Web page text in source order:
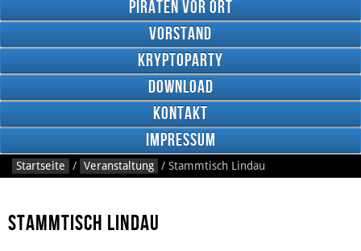
Piraten vor Ort
Vorstand
Kryptoparty
Download
Kontakt
Impressum
Startseite / Veranstaltung / Stammtisch Lindau
Stammtisch Lindau